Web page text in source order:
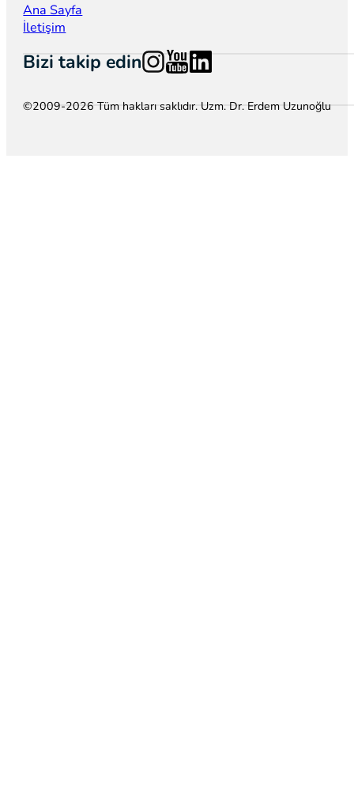
Ana Sayfa
İletişim
Bizi takip edinFollow us on Instagram
Follow us on YouTube
Follow us on LinkedIn
©2009-2026 Tüm hakları saklıdır. Uzm. Dr. Erdem Uzunoğlu